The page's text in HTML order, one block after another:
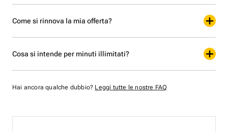
Come si rinnova la mia offerta?
Cosa si intende per minuti illimitati?
Hai ancora qualche dubbio? Leggi tutte le nostre FAQ